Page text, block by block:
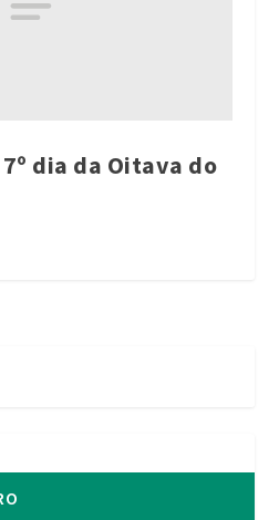
dia da Oitava do